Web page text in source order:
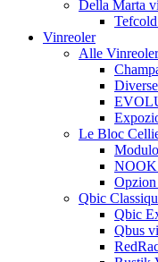
Della Marta
Vinreoler
Alle Vinreoler
Le Bloc
NOOK
Qbic
Qbic
Qbus